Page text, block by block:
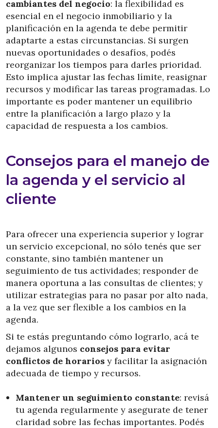
cambiantes del negocio: la flexibilidad es
esencial en el negocio inmobiliario y la
planificación en la agenda te debe permitir
adaptarte a estas circunstancias. Si surgen
nuevas oportunidades o desafíos, podés
reorganizar los tiempos para darles prioridad.
Esto implica ajustar las fechas límite, reasignar
recursos y modificar las tareas programadas. Lo
importante es poder mantener un equilibrio
entre la planificación a largo plazo y la
capacidad de respuesta a los cambios.
Consejos para el manejo de
la agenda y el servicio al
cliente
Para ofrecer una experiencia superior y lograr
un servicio excepcional, no sólo tenés que ser
constante, sino también mantener un
seguimiento de tus actividades; responder de
manera oportuna a las consultas de clientes; y
utilizar estrategias para no pasar por alto nada,
a la vez que ser flexible a los cambios en la
agenda.
Si te estás preguntando cómo lograrlo, acá te
dejamos algunos consejos para evitar
conflictos de horarios y facilitar la asignación
adecuada de tiempo y recursos.
Mantener un seguimiento constante: revisá
tu agenda regularmente y asegurate de tener
claridad sobre las fechas importantes. Podés